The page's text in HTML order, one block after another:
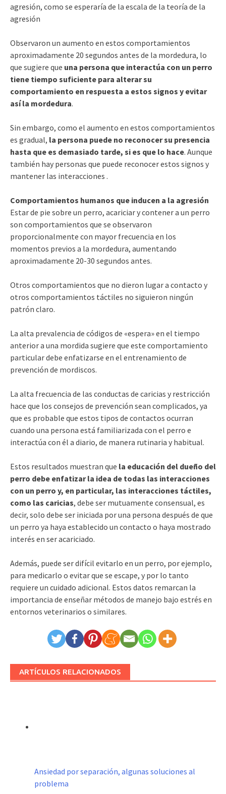
agresión, como se esperaría de la escala de la teoría de la
agresión
Observaron un aumento en estos comportamientos
aproximadamente 20 segundos antes de la mordedura, lo
que sugiere que una persona que interactúa con un perro
tiene tiempo suficiente para alterar su
comportamiento en respuesta a estos signos y evitar
así la mordedura.
Sin embargo, como el aumento en estos comportamientos
es gradual, la persona puede no reconocer su presencia
hasta que es demasiado tarde, si es que lo hace. Aunque
también hay personas que puede reconocer estos signos y
mantener las interacciones .
Comportamientos humanos que inducen a la agresión
Estar de pie sobre un perro, acariciar y contener a un perro
son comportamientos que se observaron
proporcionalmente con mayor frecuencia en los
momentos previos a la mordedura, aumentando
aproximadamente 20-30 segundos antes.
Otros comportamientos que no dieron lugar a contacto y
otros comportamientos táctiles no siguieron ningún
patrón claro.
La alta prevalencia de códigos de «espera» en el tiempo
anterior a una mordida sugiere que este comportamiento
particular debe enfatizarse en el entrenamiento de
prevención de mordiscos.
La alta frecuencia de las conductas de caricias y restricción
hace que los consejos de prevención sean complicados, ya
que es probable que estos tipos de contactos ocurran
cuando una persona está familiarizada con el perro e
interactúa con él a diario, de manera rutinaria y habitual.
Estos resultados muestran que la educación del dueño del
perro debe enfatizar la idea de todas las interacciones
con un perro y, en particular, las interacciones táctiles,
como las caricias, debe ser mutuamente consensual, es
decir, solo debe ser iniciada por una persona después de que
un perro ya haya establecido un contacto o haya mostrado
interés en ser acariciado.
Además, puede ser difícil evitarlo en un perro, por ejemplo,
para medicarlo o evitar que se escape, y por lo tanto
requiere un cuidado adicional. Estos datos remarcan la
importancia de enseñar métodos de manejo bajo estrés en
entornos veterinarios o similares.
ARTÍCULOS RELACIONADOS
Ansiedad por separación, algunas soluciones al
problema